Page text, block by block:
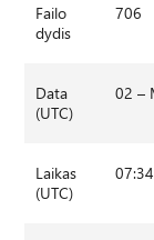
Failo
dydis
706
Data
(UTC)
02 –
Laikas
(UTC)
07:34